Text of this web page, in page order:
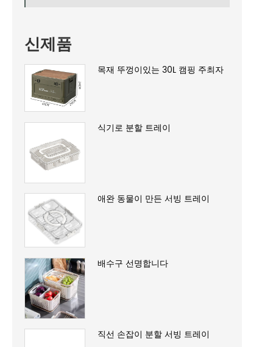
신제품
목재 뚜껑이있는 30L 캠핑 주최자
식기로 분할 트레이
애완 동물이 만든 서빙 트레이
배수구 선명합니다
직선 손잡이 분할 서빙 트레이